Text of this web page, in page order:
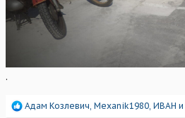
.
Р
Адам Козлевич, Mexanik1980, ИВАН